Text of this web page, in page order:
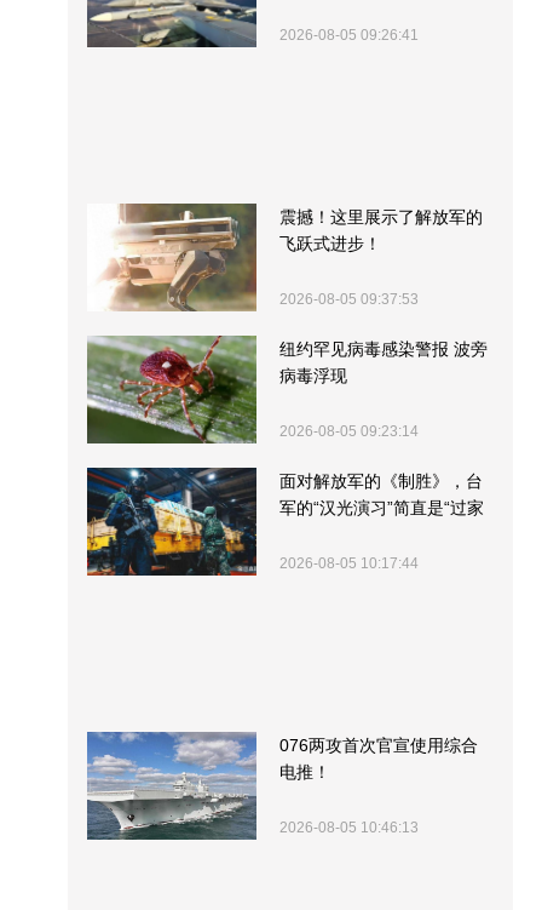
2026-08-05 09:26:41
震撼！这里展示了解放军的
飞跃式进步！
2026-08-05 09:37:53
纽约罕见病毒感染警报 波旁
病毒浮现
2026-08-05 09:23:14
面对解放军的《制胜》，台
军的“汉光演习”简直是“过家
2026-08-05 10:17:44
076两攻首次官宣使用综合
电推！
2026-08-05 10:46:13